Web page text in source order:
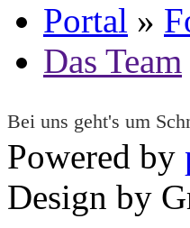
Portal »
Das Team
Bei uns geht's um
Powered by
Design by